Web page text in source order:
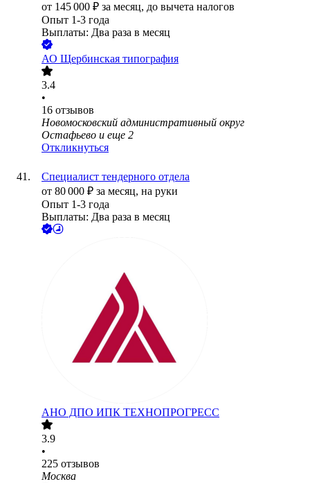
от 145 000 ₽ за месяц, до вычета налогов
Опыт 1-3 года
Выплаты: Два раза в месяц
АО Щербинская типография
3.4
•
16 отзывов
Новомосковский административный округ
Остафьево и еще 2
Откликнуться
Специалист тендерного отдела
от 80 000 ₽ за месяц, на руки
Опыт 1-3 года
Выплаты: Два раза в месяц
АНО ДПО ИПК ТЕХНОПРОГРЕСС
3.9
•
225 отзывов
Москва